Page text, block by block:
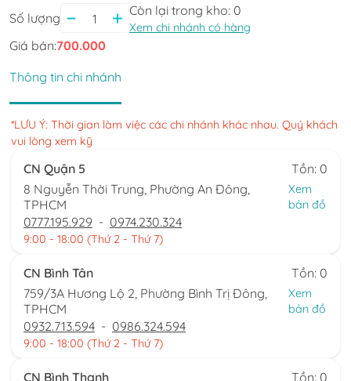
Số lượng
Còn lại trong kho: 0
Xem chi nhánh có hàng
Giá bán:700.000
Thông tin chi nhánh
*LƯU Ý: Thời gian làm việc các chi nhánh khác nhau. Quý khách
vui lòng xem kỹ
CN Quận 5
Tồn: 0
8 Nguyễn Thời Trung, Phường An Đông,
TPHCM
Xem
bản đồ
0777.195.929 - 0974.230.324
9:00 - 18:00 (Thứ 2 - Thứ 7)
CN Bình Tân
Tồn: 0
759/3A Hương Lộ 2, Phường Bình Trị Đông,
TPHCM
Xem
bản đồ
0932.713.594 - 0986.324.594
9:00 - 18:00 (Thứ 2 - Thứ 7)
CN Bình Thạnh
Tồn: 0